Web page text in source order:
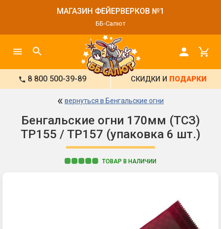
МАГАЗИН ФЕЙЕРВЕРКОВ №1
ББ-Салют
8 800 500-39-89 СКИДКИ И ПОДАРКИ
« вернуться в Бенгальские огни
Бенгальские огни 170мм (ТСЗ)
ТР155 / ТР157 (упаковка 6 шт.)
ТОВАР В НАЛИЧИИ